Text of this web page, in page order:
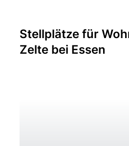
Stellplätze für
Zelte bei Essen